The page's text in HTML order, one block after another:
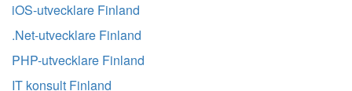
iOS-utvecklare Finland
.Net-utvecklare Finland
PHP-utvecklare Finland
IT konsult Finland